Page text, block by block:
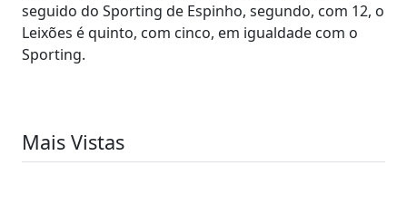
seguido do Sporting de Espinho, segundo, com 12, o
Leixões é quinto, com cinco, em igualdade com o
Sporting.
Mais Vistas